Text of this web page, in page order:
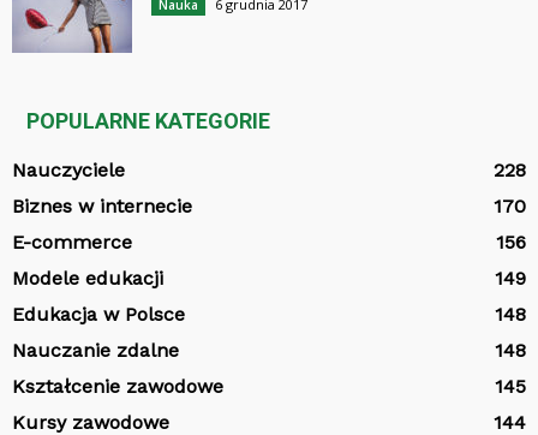
Nauka 6 grudnia 2017
POPULARNE KATEGORIE
Nauczyciele
228
Biznes w internecie
170
E-commerce
156
Modele edukacji
149
Edukacja w Polsce
148
Nauczanie zdalne
148
Kształcenie zawodowe
145
Kursy zawodowe
144